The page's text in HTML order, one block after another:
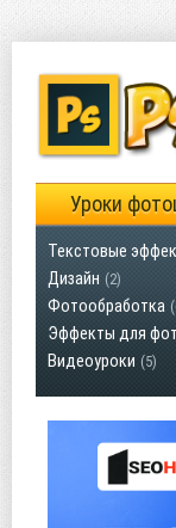
Уроки
Текстовые
Дизайн (2)
Фотообработка
Эффекты для
Видеоуроки (5)